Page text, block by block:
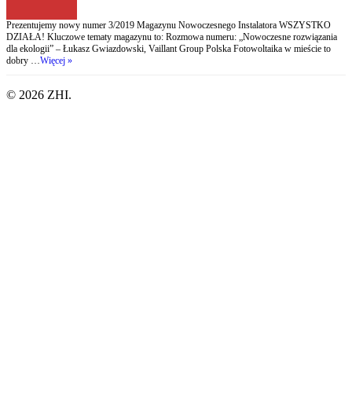
Prezentujemy nowy numer 3/2019 Magazynu Nowoczesnego Instalatora WSZYSTKO
DZIAŁA! Kluczowe tematy magazynu to: Rozmowa numeru: „Nowoczesne rozwiązania
dla ekologii” – Łukasz Gwiazdowski, Vaillant Group Polska Fotowoltaika w mieście to
dobry …Więcej »
© 2026 ZHI.